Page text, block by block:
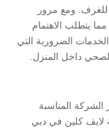
للغرف. ومع مرور
يتطلب الاهتمام
الضرورية التي
داخل المنزل.
الشركة المناسبة
لايف كلين في دبي